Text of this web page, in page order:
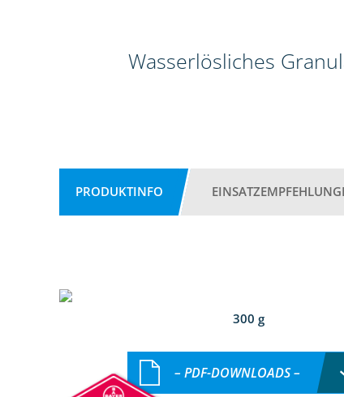
Wasserlösliches
PRODUKTINFO
300 g
– PDF-DOWNLOADS –